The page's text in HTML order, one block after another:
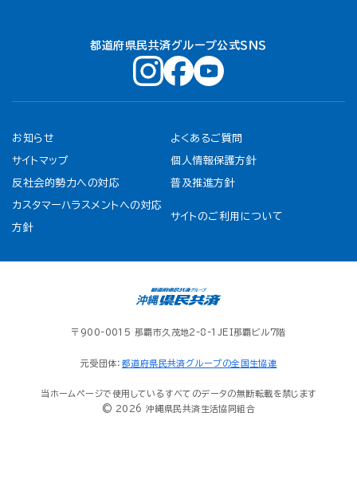
都道府県民共済グループ公式ＳＮＳ
お知らせ よくあるご質問
サイトマップ 個人情報保護方針
反社会的勢力への対応 普及推進方針
カスタマーハラスメントへの対応
方針
サイトのご利用について
〒900-0015 那覇市久茂地2-8-1JEI那覇ビル7階
元受団体： 都道府県民共済グループの全国生協連
当ホームページで使用しているすべてのデータの無断転載を禁じます
© 2026 沖縄県民共済生活協同組合